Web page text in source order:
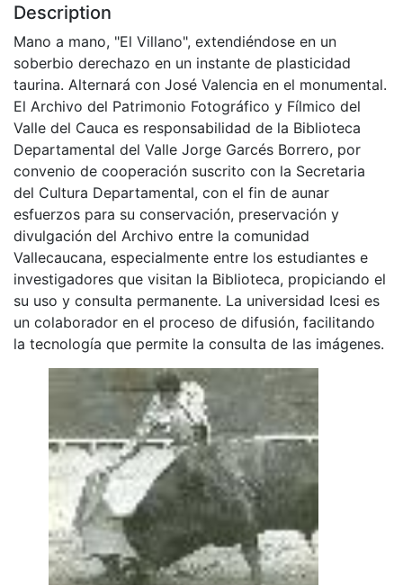
Description
Mano a mano, "El Villano", extendiéndose en un
soberbio derechazo en un instante de plasticidad
taurina. Alternará con José Valencia en el monumental.
El Archivo del Patrimonio Fotográfico y Fílmico del
Valle del Cauca es responsabilidad de la Biblioteca
Departamental del Valle Jorge Garcés Borrero, por
convenio de cooperación suscrito con la Secretaria
del Cultura Departamental, con el fin de aunar
esfuerzos para su conservación, preservación y
divulgación del Archivo entre la comunidad
Vallecaucana, especialmente entre los estudiantes e
investigadores que visitan la Biblioteca, propiciando el
su uso y consulta permanente. La universidad Icesi es
un colaborador en el proceso de difusión, facilitando
la tecnología que permite la consulta de las imágenes.